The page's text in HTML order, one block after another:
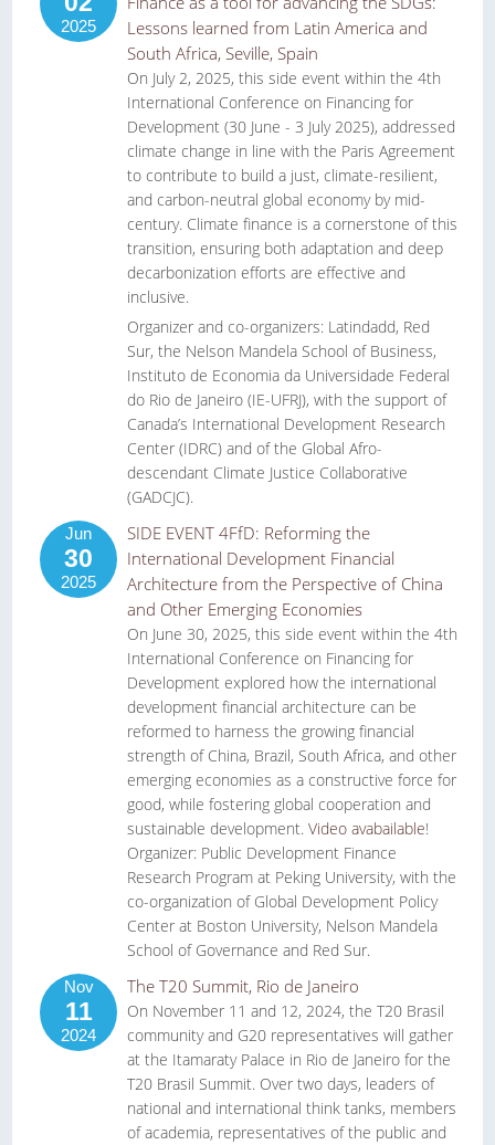
2025
Lessons learned from Latin America and
South Africa, Seville, Spain
On July 2, 2025, this side event within the 4th
International Conference on Financing for
Development (30 June - 3 July 2025), addressed
climate change in line with the Paris Agreement
to contribute to build a just, climate-resilient,
and carbon-neutral global economy by mid-
century. Climate finance is a cornerstone of this
transition, ensuring both adaptation and deep
decarbonization efforts are effective and
inclusive.
Organizer and co-organizers: Latindadd, Red
Sur, the Nelson Mandela School of Business,
Instituto de Economia da Universidade Federal
do Rio de Janeiro (IE-UFRJ), with the support of
Canada’s International Development Research
Center (IDRC) and of the Global Afro-
descendant Climate Justice Collaborative
(GADCJC).
Jun
30
2025
SIDE EVENT 4FfD: Reforming the
International Development Financial
Architecture from the Perspective of China
and Other Emerging Economies
On June 30, 2025, this side event within the 4th
International Conference on Financing for
Development explored how the international
development financial architecture can be
reformed to harness the growing financial
strength of China, Brazil, South Africa, and other
emerging economies as a constructive force for
good, while fostering global cooperation and
sustainable development. Video avabailable!
Organizer: Public Development Finance
Research Program at Peking University, with the
co-organization of Global Development Policy
Center at Boston University, Nelson Mandela
School of Governance and Red Sur.
Nov
11
2024
The T20 Summit, Rio de Janeiro
On November 11 and 12, 2024, the T20 Brasil
community and G20 representatives will gather
at the Itamaraty Palace in Rio de Janeiro for the
T20 Brasil Summit. Over two days, leaders of
national and international think tanks, members
of academia, representatives of the public and